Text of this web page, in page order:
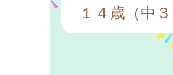
１４歳（中３